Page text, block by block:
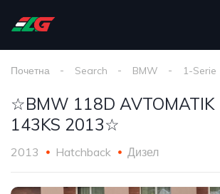
Почетна Search BMW 1-Serie
☆BMW 118D AVTOMATIK
143KS 2013☆
2013 Hatchback Дизел